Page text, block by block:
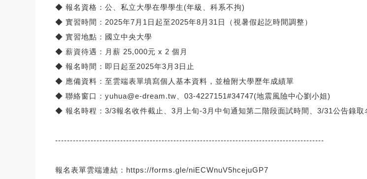
◆ 報名資格：公、私立大學在學學生(年級、科系不拘)
◆ 實習時間：2025年7月1日起至2025年8月31日（視暑假起訖時間調整）
◆ 實習地點：國立中央大學
◆ 薪資待遇：月薪 25,000元 x 2 個月
◆ 報名時間：即日起至2025年3月3日止
◆ 應備資料：至雲端表單填寫個人基本資料，並檢附大學歷年成績單
◆ 聯絡窗口： yuhua@e-dream.tw 、03-4227151#34747(地震風險中心劉小姐)
◆ 報名時程：3/3報名收件截止、3月上旬-3月中旬通知第二階段面試時間、3/31公告錄取
-------------------------------------------------------------------------------------------
報名表單雲端連結： https://forms.gle/niECWnuV5hcejuGP7